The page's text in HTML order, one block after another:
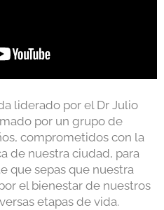
liderado por el Dr Julio
por un grupo de
comprometidos con la
de nuestra ciudad, para
que sepas que nuestra
el bienestar de nuestros
etapas de vida.